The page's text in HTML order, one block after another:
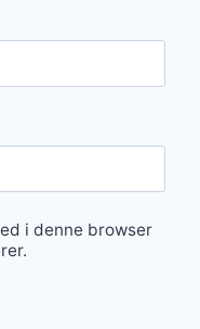
i denne browser